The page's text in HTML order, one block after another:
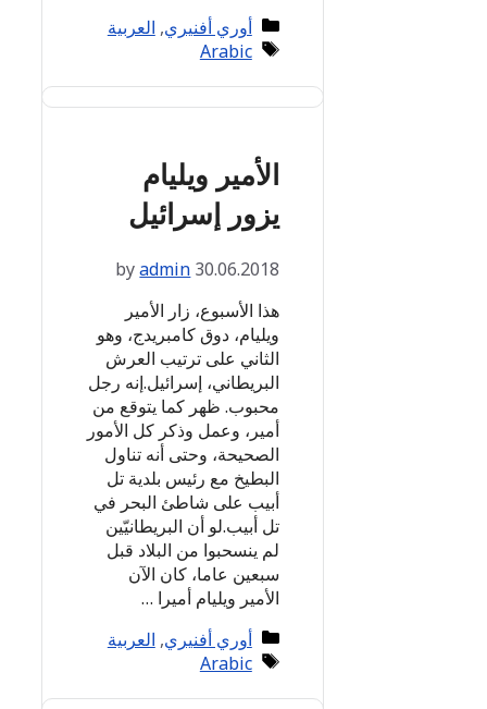
Categories
أوري أفنيري, العربية
Tags
Arabic
الأمير ويليام
يزور إسرائيل
30.06.2018
byadmin
هذا الأسبوع، زار الأمير
ويليام، دوق كامبريدج، وهو
الثاني على ترتيب العرش
البريطاني، إسرائيل.إنه رجل
محبوب. ظهر كما يتوقع من
أمير، وعمل وذكر كل الأمور
الصحيحة، وحتى أنه تناول
البطيخ مع رئيس بلدية تل
أبيب على شاطئ البحر في
تل أبيب.لو أن البريطانيّين
لم ينسحبوا من البلاد قبل
سبعين عاما، كان الآن
الأمير ويليام أميرا …
Categories
أوري أفنيري, العربية
Tags
Arabic